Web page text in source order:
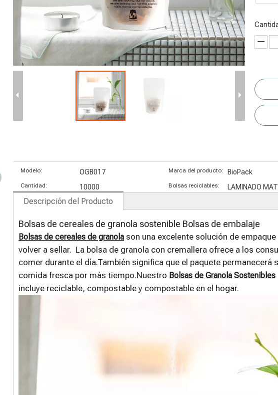
Bolsa de pie
reciclable a
Bolsa de
fondo plano
orgánico
Bolsas de té
de compost
Modelo: OGB017 Marca del producto: BioPack
Cantidad: 10000 Bolsas reciclables: LAMINADO
Descripción del Producto
Bolsas de cereales de granola sostenible Bolsas de embalaje
Bolsas de cereales de granola son una excelente solución de
volver a sellar. La bolsa de granola con cremallera ofrece a los
comer durante el día.También significa que el paquete
comida fresca por más tiempo.Nuestro Bolsas de Granola Sostenibles
incluye reciclable, compostable y compostable en el hogar.